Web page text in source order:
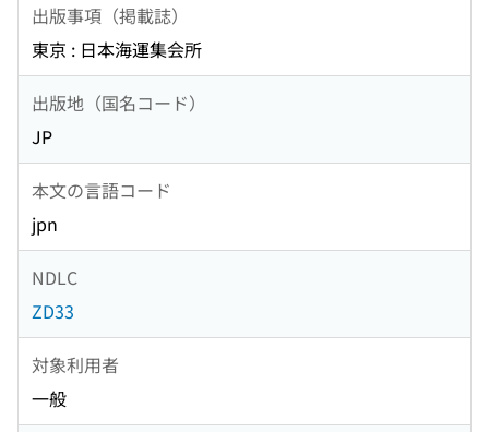
出版事項（掲載誌）
東京 : 日本海運集会所
出版地（国名コード）
JP
本文の言語コード
jpn
NDLC
ZD33
対象利用者
一般